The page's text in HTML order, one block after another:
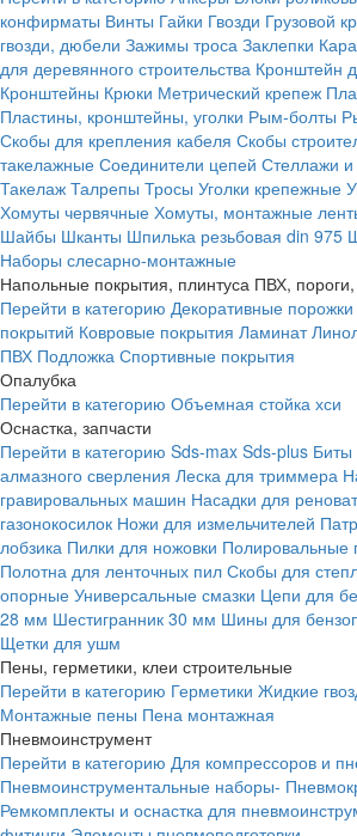
конфирматы Винты Гайки Гвозди Грузовой
гвозди, дюбели Зажимы троса Заклепки
для деревянного строительства Кронштейн
Кронштейны Крюки Метрический крепеж
Пластины, кронштейны, уголки Рым-болты
Скобы для крепления кабеля Скобы
такелажные Соединители цепей Стеллажи
Такелаж Талрепы Тросы Уголки крепежные
Хомуты червячные Хомуты, монтажные
Шайбы Шканты Шпилька резьбовая din 975
Наборы слесарно-монтажные
Напольные покрытия, плинтуса ПВХ,
Перейти в категорию Декоративные порожки
покрытий Ковровые покрытия Ламинат
ПВХ Подложка Спортивные покрытия
Опалубка
Перейти в категорию Объемная стойка хси
Оснастка, запчасти
Перейти в категорию Sds-max Sds-plus Биты
алмазного сверления Леска для триммера
гравировальных машин Насадки для
газонокосилок Ножи для измельчителей
лобзика Пилки для ножовки Полировальные
Полотна для ленточных пил Скобы для
опорные Универсальные смазки Цепи для
28 мм Шестигранник 30 мм Шины для
Щетки для ушм
Пены, герметики, клеи строительные
Перейти в категорию Герметики Жидкие
Монтажные пены Пена монтажная
Пневмоинструмент
Перейти в категорию Для компрессоров и
Пневмоинструментальные наборы-
Ремкомплекты и оснастка для